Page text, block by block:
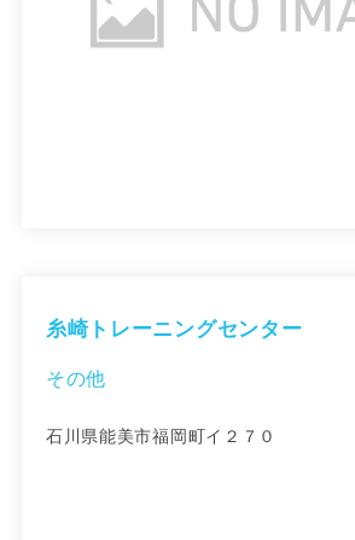
糸崎トレーニングセンター
その他
石川県能美市福岡町イ２７０